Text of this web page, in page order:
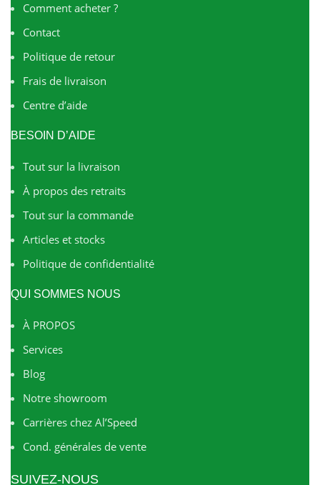
Comment acheter ?
Contact
Politique de retour
Frais de livraison
Centre d’aide
BESOIN D’AIDE
Tout sur la livraison
À propos des retraits
Tout sur la commande
Articles et stocks
Politique de confidentialité
QUI SOMMES NOUS
À PROPOS
Services
Blog
Notre showroom
Carrières chez Al’Speed
Cond. générales de vente
SUIVEZ-NOUS